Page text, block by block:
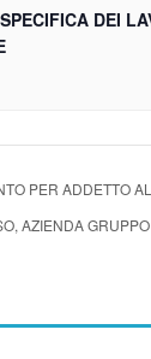
DEI
PER ADDETTO AL
AZIENDA